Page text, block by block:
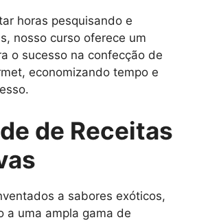
horas pesquisando e
nosso curso oferece um
o sucesso na confecção de
economizando tempo e
de Receitas
a sabores exóticos,
a uma ampla gama de